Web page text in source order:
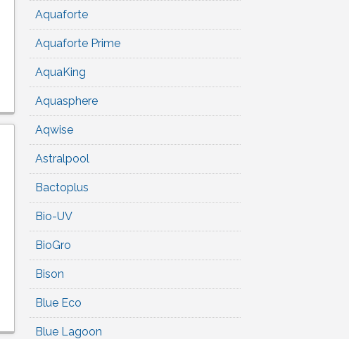
Aquaforte
Aquaforte Prime
AquaKing
Aquasphere
Aqwise
Astralpool
Bactoplus
Bio-UV
BioGro
Bison
Blue Eco
Blue Lagoon